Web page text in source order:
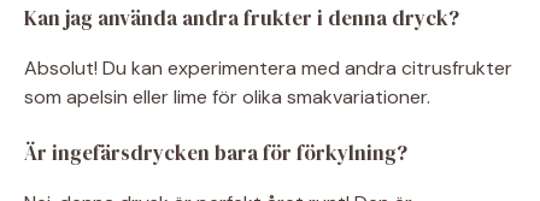
Kan jag använda andra frukter i denna dryck?
Absolut! Du kan experimentera med andra citrusfrukter
som apelsin eller lime för olika smakvariationer.
Är ingefärsdrycken bara för förkylning?